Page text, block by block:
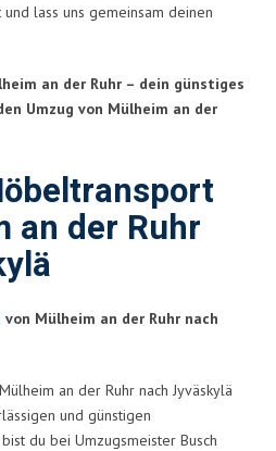
lass uns gemeinsam deinen
an der Ruhr – dein günstiges
Umzug von Mülheim an der
an der Ruhr
von Mülheim an der Ruhr nach
an der Ruhr nach Jyväskylä
und günstigen
du bei Umzugsmeister Busch